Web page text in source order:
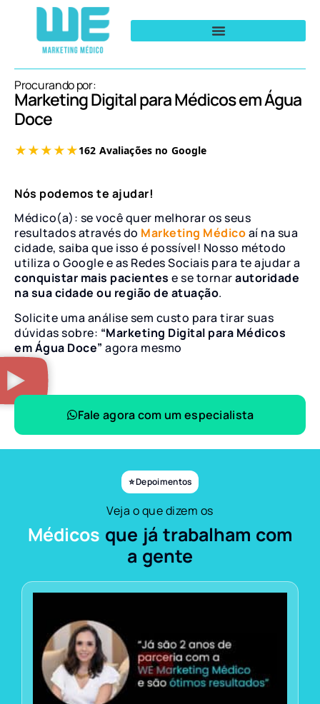
Procurando por:
Marketing Digital para Médicos em Água
Doce
Nós podemos te ajudar!
Médico(a): se você quer melhorar os seus
resultados através do Marketing Médicoaí na sua
cidade, saiba que isso é possível! Nosso método
utiliza o Google e as Redes Sociais para te ajudar a
conquistar mais pacientes e se tornarautoridade
na sua cidade ou região de atuação.
Solicite uma análise sem custo para tirar suas
dúvidas sobre: “Marketing Digital para Médicos
em Água Doce” agora mesmo
Fale agora com um especialista
⭐ Depoimentos
Veja o que dizem os
Médicos que já trabalham com
a gente